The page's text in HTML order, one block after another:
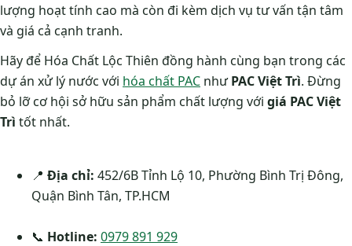
lượng hoạt tính cao mà còn đi kèm dịch vụ tư vấn tận tâm
và giá cả cạnh tranh.
Hãy để Hóa Chất Lộc Thiên đồng hành cùng bạn trong các
dự án xử lý nước với hóa chất PAC nhưPAC Việt Trì. Đừng
bỏ lỡ cơ hội sở hữu sản phẩm chất lượng với giá PAC Việt
Trì tốt nhất.
📍 Địa chỉ: 452/6B Tỉnh Lộ 10, Phường Bình Trị Đông,
Quận Bình Tân, TP.HCM
📞 Hotline: 0979 891 929